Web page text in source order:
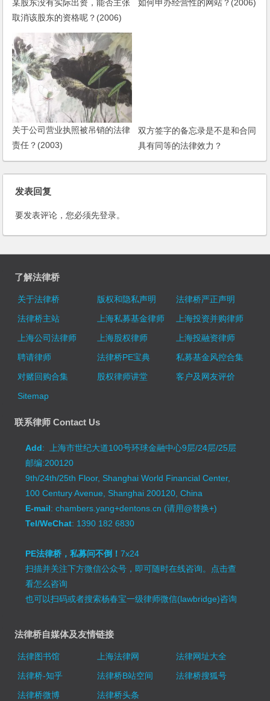
某股东没有实际出资，能否主张
取消该股东的资格呢？(2006)
如何申办经营性的网站？(2006)
关于公司营业执照被吊销的法律
责任？(2003)
双方签字的备忘录是不是和合同
具有同等的法律效力？
发表回复
要发表评论，您必须先登录
了解法律桥
关于法律桥 版权和隐私声明
法律桥严正声明
法律桥主站
上海私募基金律师
上海投资并购律师
上海公司法律师
上海股权律师
上海投融资律师
聘请律师
法律桥PE宝典
私募基金风控合集
对赌回购合集
股权律师讲堂
客户及网友评价
Sitemap
联系律师 Contact Us
Add: 上海市世纪大道100号环球金融中心9层/24层/25层
邮编:200120
9th/24th/25th Floor, Shanghai World Financial Center,
100 Century Avenue, Shanghai 200120, China
E-mail: chambers.yang+dentons.cn (请用@替换+)
Tel/WeChat: 1390 182 6830
PE法律桥，私募问不倒！7x24
扫描并关注下方微信公众号，即可随时在线咨询。 点击查
看怎么咨询
也可以扫码或者搜索杨春宝一级律师微信(lawbridge)咨询
法律桥自媒体及友情链接
法律图书馆 上海法律网
法律网址大全
法律桥-知乎
法律桥B站空间
法律桥搜狐号
法律桥微博
法律桥头条